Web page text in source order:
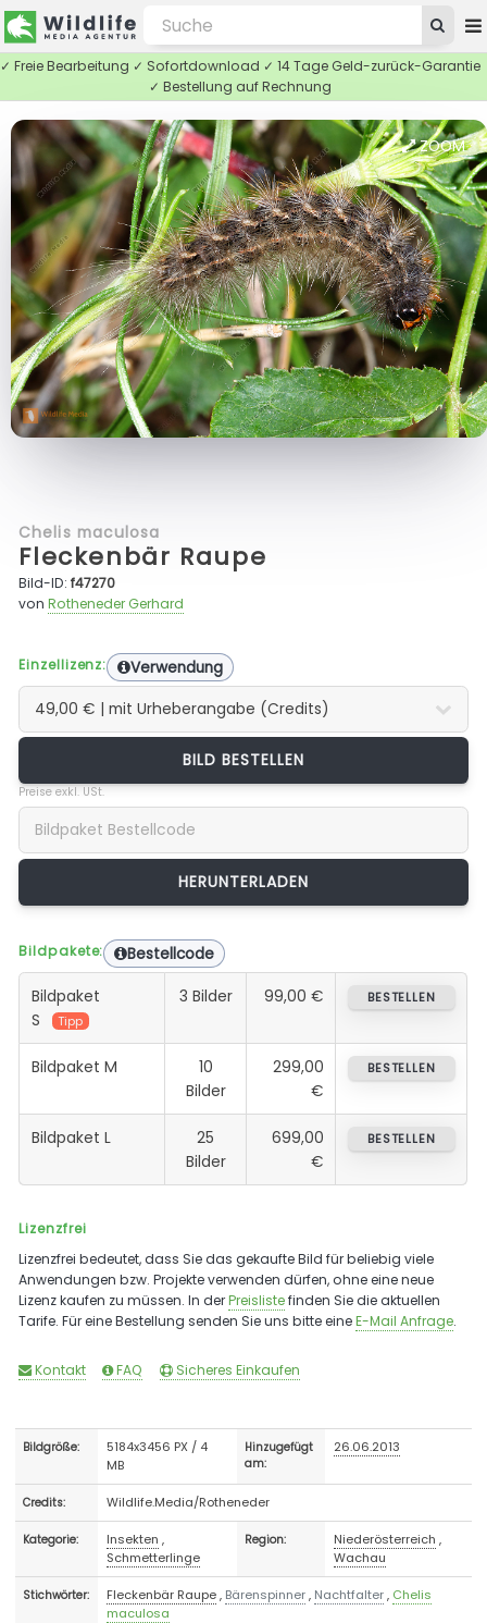
✓ Freie Bearbeitung ✓ Sofortdownload ✓ 14 Tage Geld-zurück-Garantie
✓ Bestellung auf Rechnung
ZOOM
Chelis maculosa
Fleckenbär Raupe
Bild-ID:f47270
vonRotheneder Gerhard
Einzellizenz: Verwendung
BILD BESTELLEN
Preise exkl. USt.
Bildpakete: Bestellcode
Bildpaket
S
Tipp
3 Bilder 99,00 € BESTELLEN
Bildpaket M
10
Bilder
299,00
€
BESTELLEN
Bildpaket L
25
Bilder
699,00
€
BESTELLEN
Lizenzfrei
Lizenzfrei bedeutet, dass Sie das gekaufte Bild für beliebig viele
Anwendungen bzw. Projekte verwenden dürfen, ohne eine neue
Lizenz kaufen zu müssen. In derPreislistefinden Sie die aktuellen
Tarife. Für eine Bestellung senden Sie uns bitte eineE-Mail Anfrage.
Kontakt FAQ Sicheres Einkaufen
Bildgröße:
5184x3456 PX / 4
MB
Hinzugefügt
am:
26.06.2013
Credits: Wildlife.Media/Rotheneder
Kategorie: Insekten ,
Schmetterlinge
Region: Niederösterreich ,
Wachau
Stichwörter: Fleckenbär Raupe, Bärenspinner, Nachtfalter, Chelis
maculosa